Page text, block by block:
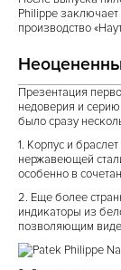
Philippe заключает
производство
Презентация
недоверия и
было сразу
1. Корпус и
нержавеющей
особенно в
2. Еще более
индикаторы из
позволяющим